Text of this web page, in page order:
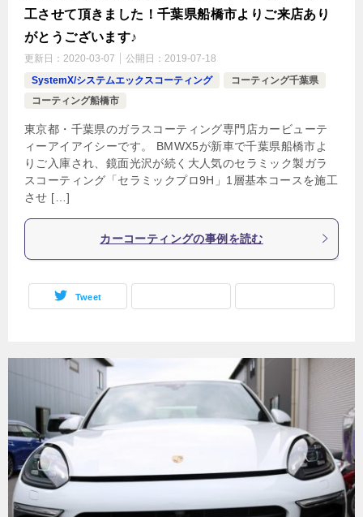
工させて頂きました！千葉県船橋市よりご来店あり
がとうございます♪
更新日： 2020-03-07 公開日： 2019-07-18
SystemX/システムエックスコーティング
コーティング千葉県
コーティング船橋市
東京都・千葉県のガラスコーティング専門店カービューテ
ィーアイアイシーです。 BMWX5が新車で千葉県船橋市よ
りご入庫され、鏡面光沢が続く大人気のセラミック製ガラ
スコーティング「セラミックプロ9H」1層基本コースを施工
させ […]
カーコーティングの事例を読む
Tweet